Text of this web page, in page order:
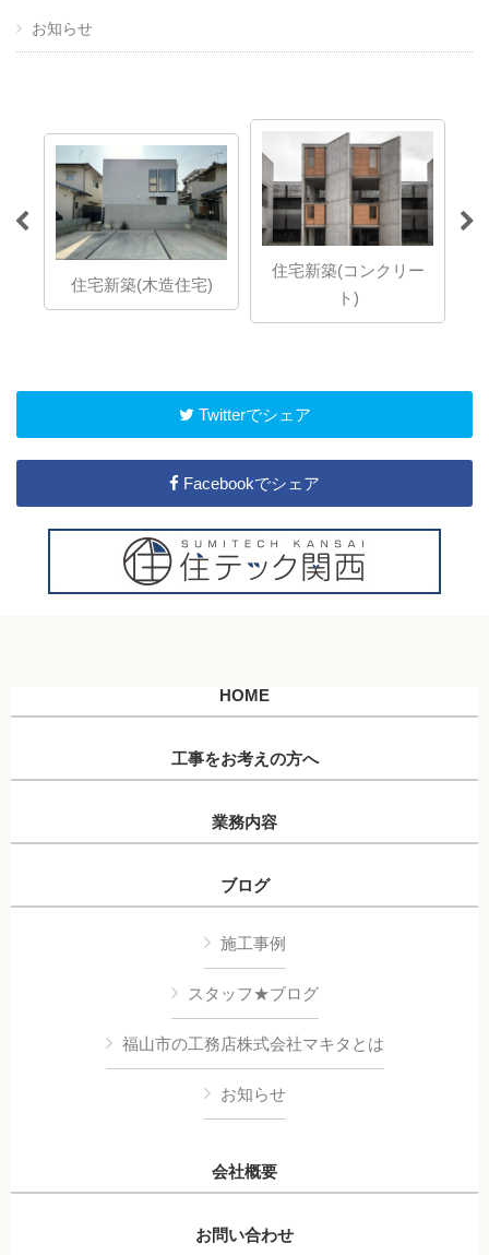
お知らせ
住宅新築(木造住宅)
住宅新築(コンクリー
ト)
Twitterでシェア
Facebookでシェア
HOME
工事をお考えの方へ
業務内容
ブログ
施工事例
スタッフ★ブログ
福山市の工務店株式会社マキタとは
お知らせ
会社概要
お問い合わせ